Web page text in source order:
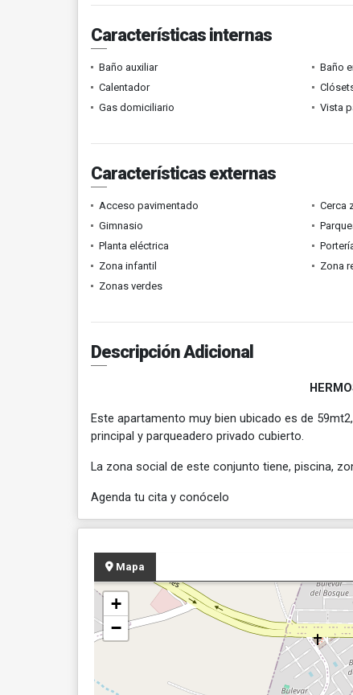
Características internas
Baño auxiliar Baño
Calentador
Gas domiciliario
Vista
Características externas
Acceso pavimentado Cerca
Gimnasio
Planta eléctrica
Zona infantil
Zona
Zonas verdes
Descripción Adicional
Este apartamento muy bien ubicado es de
principal y parqueadero privado cubierto.
La zona social de este conjunto tiene, piscina,
Agenda tu cita y conócelo
Mapa
+
−